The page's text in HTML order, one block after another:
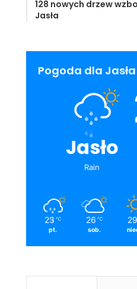
128 nowych drzew
Jasła
Pogoda dla Jasła
Jasło
Rain
23 ℃
pt.
26 ℃
sob.
29